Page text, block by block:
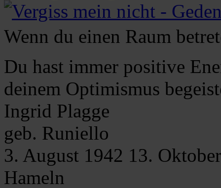
Wenn du einen Raum
Du hast immer positive
deinem Optimismus
Ingrid Plagge
geb. Runiello
3. August 1942 13.
Hameln